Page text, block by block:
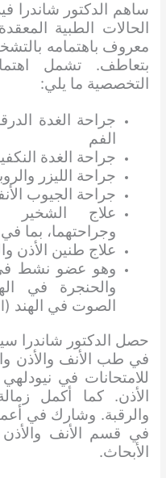
ساهم الدكتور شاندرا
الحالات الطبية
معروف باهتمامه
بتعاطف. تشمل
التخصصية ما يلي:
جراحة الغدة
الفم
جراحة الغدة
جراحة الليزر
جراحة الجيوب
علاج الشخير
وجراحتهما، بما
علاج طنين الأذن
وهو عضو نشط في
الصوت في الهند (APSI).
حصل الدكتور شاندرا
في طب الأنف والأذن
الأذن. كما أكمل
والرقبة. وشارك في
في قسم الأنف والأذن
الأبحاث.